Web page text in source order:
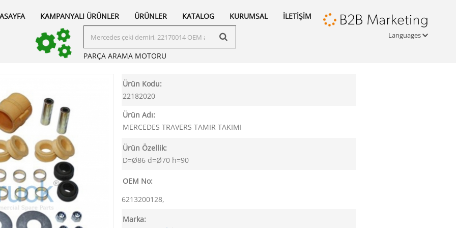
Languages
KAMPANYALI ÜRÜNLER ÜRÜNLER KATALOG KURUMSAL İLETİŞİM
PARÇA ARAMA MOTORU
Ürün Kodu:
22182020
Ürün Adı:
MERCEDES TRAVERS TAMIR TAKIMI
Ürün Özellik:
D=Ø86 d=Ø70 h=90
OEM No:
6213200128,
Marka: